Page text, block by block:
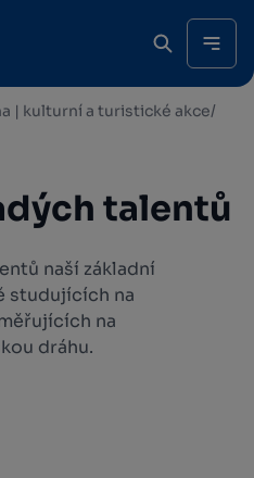
| kulturní a turistické akce/
talentů
naší základní
studujících na
na
dráhu.